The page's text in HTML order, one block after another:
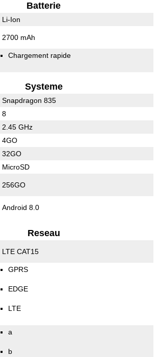
Batterie
Li-Ion
2700 mAh
Chargement rapide
Systeme
Snapdragon 835
8
2.45 GHz
4GO
32GO
MicroSD
256GO
Android 8.0
Reseau
LTE CAT15
GPRS
EDGE
LTE
a
b